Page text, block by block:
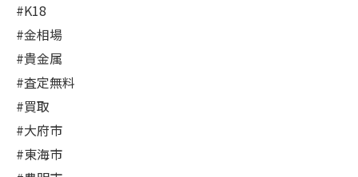
#K18
#金相場
#貴金属
#査定無料
#買取
#大府市
#東海市